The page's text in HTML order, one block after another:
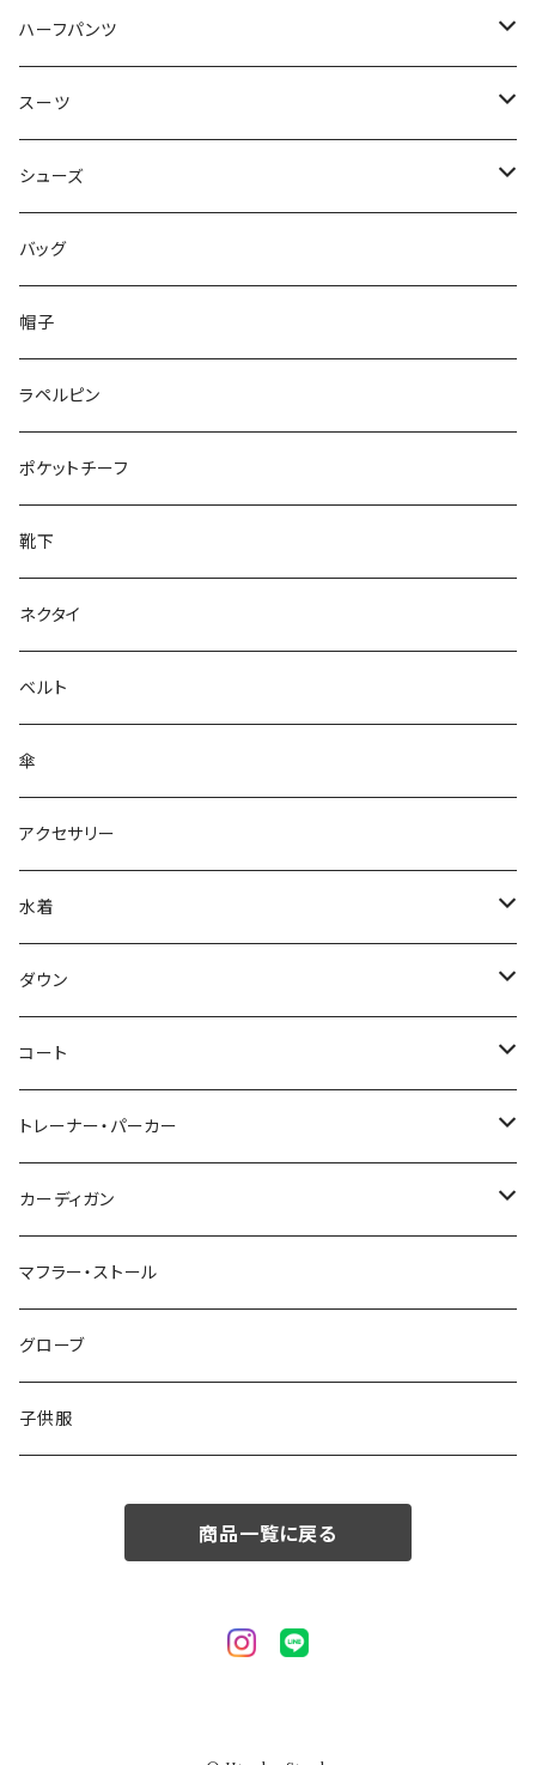
50/XL～
48/L
50/XL～
46/M
48/L
50/XL～
～44/S
46/M
48/L
50/XL～
ハーフパンツ
～44/S
46/M
48/L
50/XL～
スーツ
～44/S
46/M
48/L
50/XL～
シューズ
～25.5cm
26cm～
27cm～
28cm～
バッグ
帽子
ラペルピン
ポケットチーフ
靴下
ネクタイ
ベルト
傘
アクセサリー
水着
～44/S
46/M
48/L
50/XL～
ダウン
～44/S
46/M
48/L
50/XL～
コート
～44/S
46/M
48/L
50/XL～
トレーナー・パーカー
～44/S
46/M
48/L
50/XL～
カーディガン
～44/S
46/M
48/L
マフラー・ストール
グローブ
子供服
商品一覧に戻る